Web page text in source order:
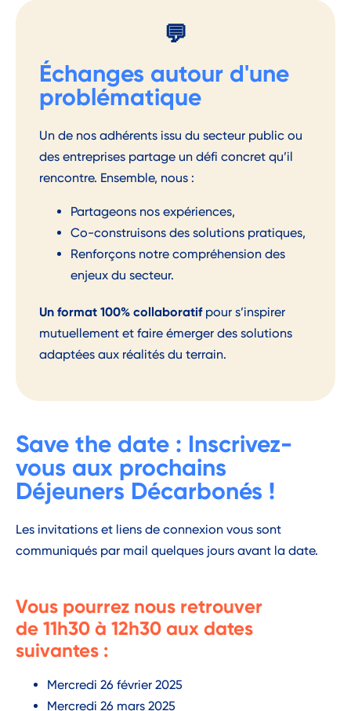
💬
Échanges autour d'une
problématique
Un de nos adhérents issu du secteur public ou
des entreprises partage un défi concret qu’il
rencontre. Ensemble, nous :
Partageons nos expériences,
Co-construisons des solutions pratiques,
Renforçons notre compréhension des
enjeux du secteur.
Un format 100% collaboratifpour s’inspirer
mutuellement et faire émerger des solutions
adaptées aux réalités du terrain.
Save the date : Inscrivez-
vous aux prochains
Déjeuners Décarbonés !
Les invitations et liens de connexion vous sont
communiqués par mail quelques jours avant la date.
Vous pourrez nous retrouver
de 11h30 à 12h30 aux dates
suivantes :
Mercredi 26 février 2025
Mercredi 26 mars 2025